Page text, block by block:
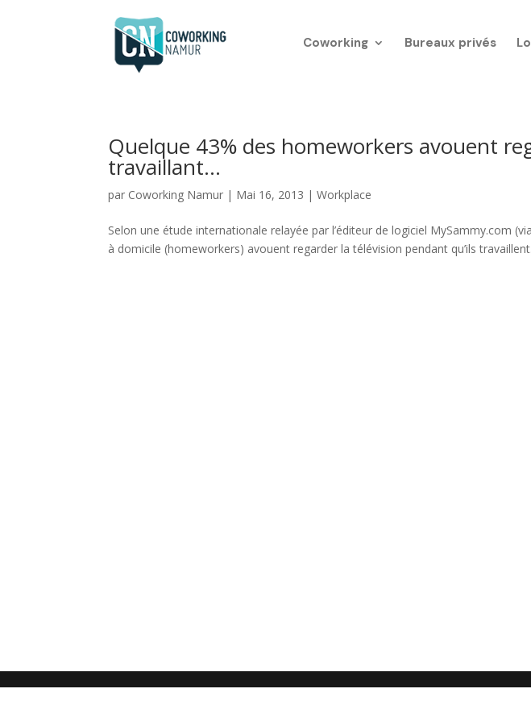
Coworking Bureaux privés
Quelque 43% des homeworkers avouent
travaillant…
par Coworking Namur | Mai 16, 2013 |Workplace
Selon une étude internationale relayée par l’éditeur de logiciel MySammy.com
à domicile (homeworkers) avouent regarder la télévision pendant qu’ils travaillent.